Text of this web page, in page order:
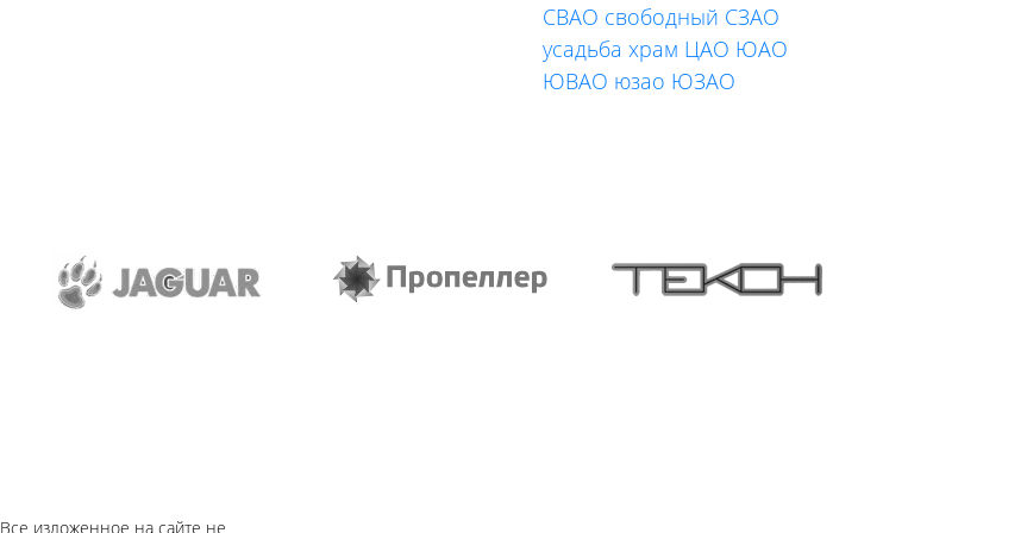
СВАО свободный СЗАО
усадьба храм ЦАО ЮАО
ЮВАО юзао ЮЗАО
Все изложенное на сайте не